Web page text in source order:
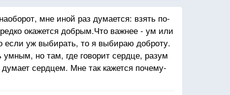
мне иной раз думается: взять по-
окажется добрым.Что важнее - ум или
если уж выбирать, то я выбираю доброту.
но там, где говорит сердце, разум
сердцем. Мне так кажется почему-